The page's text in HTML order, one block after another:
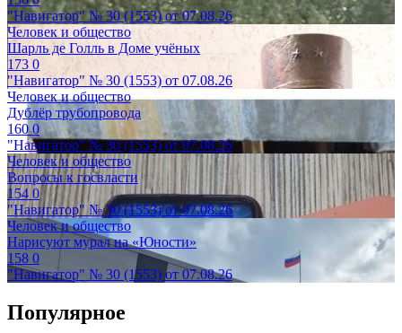
"Навигатор" № 30 (1553) от 07.08.26
Человек и общество
Шарль де Голль в Доме учёных
173 0
"Навигатор" № 30 (1553) от 07.08.26
Человек и общество
Дублёр трубопровода
1600
"Навигатор" № 30 (1553) от 07.08.26
Человек и общество
Вопросы к госвласти
1540
"Навигатор" № 30 (1553) от 07.08.26
Человек и общество
Нарисуют мурал на «Юности»
158 0
"Навигатор" № 30 (1553) от 07.08.26
Популярное